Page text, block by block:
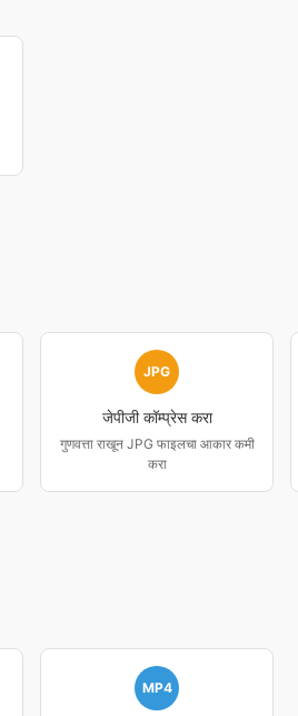
JPG
जेपीजी कॉम्प्रेस करा
गुणवत्ता राखून JPG फाइलचा आकार कमी
करा
MP4